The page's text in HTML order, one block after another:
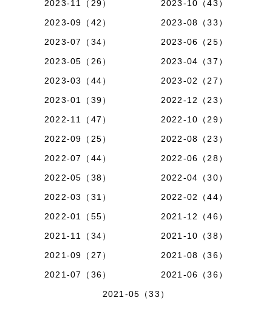
2023-11（29）
2023-10（43）
2023-09（42）
2023-08（33）
2023-07（34）
2023-06（25）
2023-05（26）
2023-04（37）
2023-03（44）
2023-02（27）
2023-01（39）
2022-12（23）
2022-11（47）
2022-10（29）
2022-09（25）
2022-08（23）
2022-07（44）
2022-06（28）
2022-05（38）
2022-04（30）
2022-03（31）
2022-02（44）
2022-01（55）
2021-12（46）
2021-11（34）
2021-10（38）
2021-09（27）
2021-08（36）
2021-07（36）
2021-06（36）
2021-05（33）